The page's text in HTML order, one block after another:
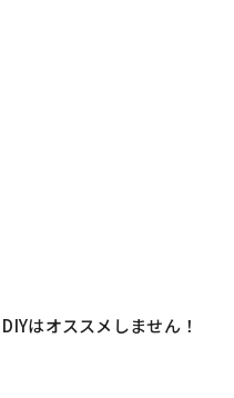
DIYはオススメしません！